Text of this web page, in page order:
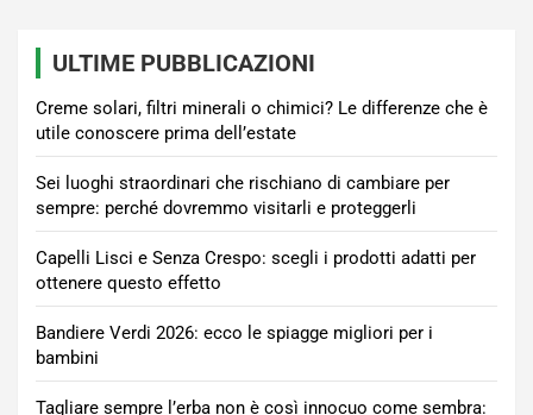
ULTIME PUBBLICAZIONI
Creme solari, filtri minerali o chimici? Le differenze che è
utile conoscere prima dell’estate
Sei luoghi straordinari che rischiano di cambiare per
sempre: perché dovremmo visitarli e proteggerli
Capelli Lisci e Senza Crespo: scegli i prodotti adatti per
ottenere questo effetto
Bandiere Verdi 2026: ecco le spiagge migliori per i
bambini
Tagliare sempre l’erba non è così innocuo come sembra: